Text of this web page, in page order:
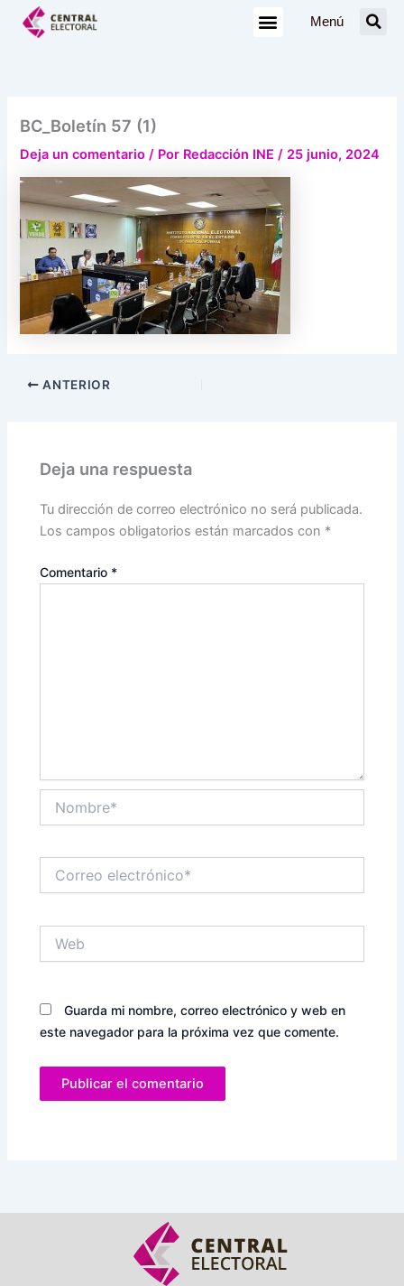
Menú
BC_Boletín 57 (1)
Deja un comentario / Por Redacción INE/ 25 junio, 2024
ANTERIOR
Deja una respuesta
Tu dirección de correo electrónico no será publicada.
Los campos obligatorios están marcados con *
Comentario *
electrónico*
Guarda mi nombre, correo electrónico y web en
este navegador para la próxima vez que comente.